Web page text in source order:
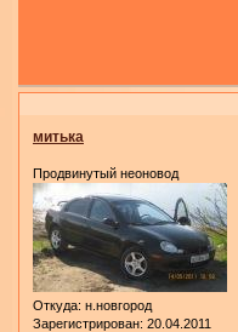
митька
Продвинутый неоновод
Откуда: н.новгород
Зарегистрирован: 20.04.2011